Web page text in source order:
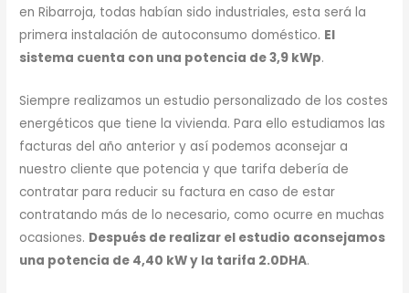
en Ribarroja, todas habían sido industriales, esta será la
primera instalación de autoconsumo doméstico. El
sistema cuenta con una potencia de 3,9 kWp.
Siempre realizamos un estudio personalizado de los costes
energéticos que tiene la vivienda. Para ello estudiamos las
facturas del año anterior y así podemos aconsejar a
nuestro cliente que potencia y que tarifa debería de
contratar para reducir su factura en caso de estar
contratando más de lo necesario, como ocurre en muchas
ocasiones. Después de realizar el estudio aconsejamos
una potencia de 4,40 kW y la tarifa 2.0DHA.